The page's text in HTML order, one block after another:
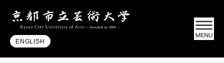
ENGLISH